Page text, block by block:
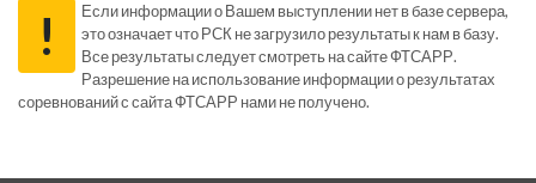
!
Если информации о Вашем выступлении нет в базе сервера,
это означает что РСК не загрузило результаты к нам в базу.
Все результаты следует смотреть на сайте ФТСАРР.
Разрешение на использование информации о результатах
соревнований с сайта ФТСАРР нами не получено.